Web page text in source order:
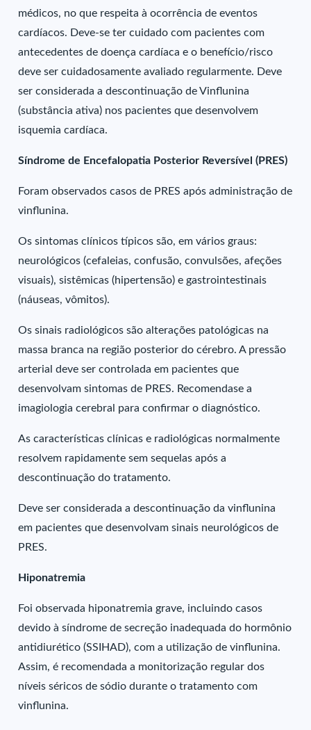
médicos, no que respeita à ocorrência de eventos
cardíacos. Deve-se ter cuidado com pacientes com
antecedentes de doença cardíaca e o benefício/risco
deve ser cuidadosamente avaliado regularmente. Deve
ser considerada a descontinuação de Vinflunina
(substância ativa) nos pacientes que desenvolvem
isquemia cardíaca.
Síndrome de Encefalopatia Posterior Reversível (PRES)
Foram observados casos de PRES após administração de
vinflunina.
Os sintomas clínicos típicos são, em vários graus:
neurológicos (cefaleias, confusão, convulsões, afeções
visuais), sistêmicas (hipertensão) e gastrointestinais
(náuseas, vômitos).
Os sinais radiológicos são alterações patológicas na
massa branca na região posterior do cérebro. A pressão
arterial deve ser controlada em pacientes que
desenvolvam sintomas de PRES. Recomendase a
imagiologia cerebral para confirmar o diagnóstico.
As características clínicas e radiológicas normalmente
resolvem rapidamente sem sequelas após a
descontinuação do tratamento.
Deve ser considerada a descontinuação da vinflunina
em pacientes que desenvolvam sinais neurológicos de
PRES.
Hiponatremia
Foi observada hiponatremia grave, incluindo casos
devido à síndrome de secreção inadequada do hormônio
antidiurético (SSIHAD), com a utilização de vinflunina.
Assim, é recomendada a monitorização regular dos
níveis séricos de sódio durante o tratamento com
vinflunina.